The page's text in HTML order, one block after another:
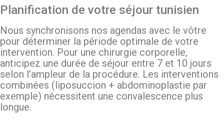
Planification de votre séjour tunisien
Nous synchronisons nos agendas avec le vôtre
pour déterminer la période optimale de votre
intervention. Pour une chirurgie corporelle,
anticipez une durée de séjour entre 7 et 10 jours
selon l’ampleur de la procédure. Les interventions
combinées (liposuccion + abdominoplastie par
exemple) nécessitent une convalescence plus
longue.